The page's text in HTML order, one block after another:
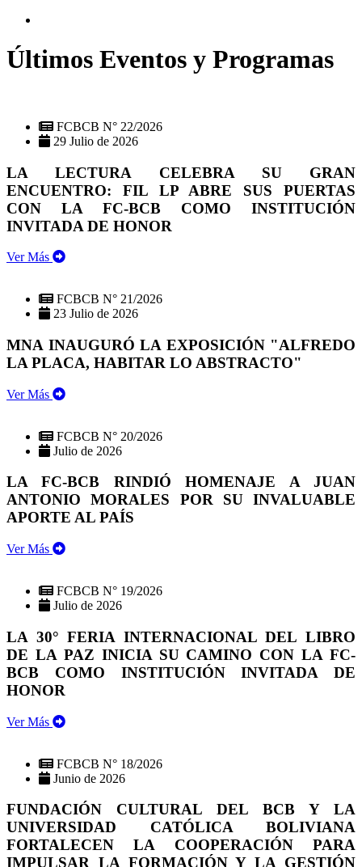
Últimos Eventos y Programas
FCBCB N° 22/2026
29 Julio de 2026
LA LECTURA CELEBRA SU GRAN
ENCUENTRO: FIL LP ABRE SUS PUERTAS
CON LA FC-BCB COMO INSTITUCIÓN
INVITADA DE HONOR
Ver Más
FCBCB N° 21/2026
23 Julio de 2026
MNA INAUGURÓ LA EXPOSICIÓN "ALFREDO
LA PLACA, HABITAR LO ABSTRACTO"
Ver Más
FCBCB N° 20/2026
Julio de 2026
LA FC-BCB RINDIÓ HOMENAJE A JUAN
ANTONIO MORALES POR SU INVALUABLE
APORTE AL PAÍS
Ver Más
FCBCB N° 19/2026
Julio de 2026
LA 30° FERIA INTERNACIONAL DEL LIBRO
DE LA PAZ INICIA SU CAMINO CON LA FC-
BCB COMO INSTITUCIÓN INVITADA DE
HONOR
Ver Más
FCBCB N° 18/2026
Junio de 2026
FUNDACIÓN CULTURAL DEL BCB Y LA
UNIVERSIDAD CATÓLICA BOLIVIANA
FORTALECEN LA COOPERACIÓN PARA
IMPULSAR LA FORMACIÓN Y LA GESTIÓN